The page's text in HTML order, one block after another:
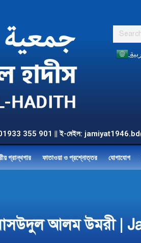
Search:
+8801933 355 901 || ই-মেইল:
গ্রান্থগার ফাতাওয়া ও প্রশ্নোত্তর যোগাযোগ
আলম উমরী |